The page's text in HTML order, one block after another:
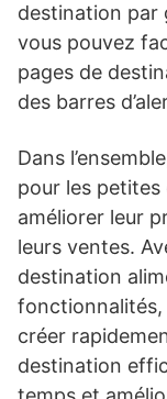
destination par
vous pouvez
pages de
des barres
Dans
pour les
améliorer leur
leurs ventes.
destination
fonctionnalités,
créer
destination